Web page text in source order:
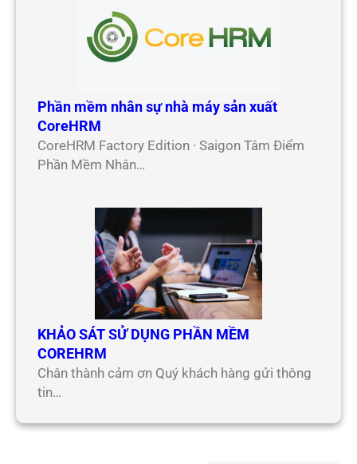
Phần mềm nhân sự nhà máy sản xuất
CoreHRM
CoreHRM Factory Edition · Saigon Tâm Điểm
Phần Mềm Nhân…
KHẢO SÁT SỬ DỤNG PHẦN MỀM
COREHRM
Chân thành cảm ơn Quý khách hàng gửi thông
tin…